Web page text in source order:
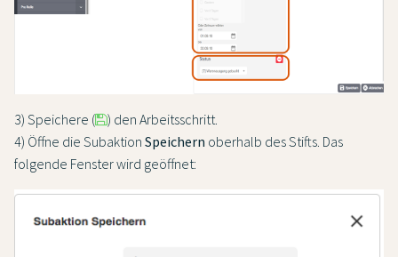
3) Speichere (
) den Arbeitsschritt.
4) Öffne die Subaktion Speichern oberhalb des Stifts. Das
folgende Fenster wird geöffnet: